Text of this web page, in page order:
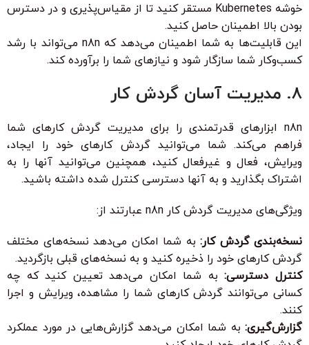
خوشه Kubernetes مستقر کنید تا از مقیاس‌پذیری و در دسترس
بودن بالا اطمینان حاصل کنید.
این قابلیت‌ها به شما اطمینان می‌دهد که n8n می‌تواند با رشد
کسب‌وکار شما سازگار شود و نیازهای شما را برآورده کند.
8. مدیریت آسان گردش کار
n8n ابزارهای قدرتمندی را برای مدیریت گردش کارهای شما
فراهم می‌کند. شما می‌توانید گردش کارهای خود را ایجاد،
ویرایش، فعال و غیرفعال کنید، همچنین می‌توانید آنها را به
اشتراک بگذارید و به آنها دسترسی کنترل شده داشته باشید.
ویژگی‌های مدیریت گردش کار n8n عبارتند از:
نسخه‌بندی گردش کار: به شما امکان می‌دهد نسخه‌های مختلف
گردش کارهای خود را ذخیره کنید و به نسخه‌های قبلی بازگردید.
کنترل دسترسی:به شما امکان می‌دهد تعیین کنید که چه
کسانی می‌توانند گردش کارهای شما را مشاهده، ویرایش و اجرا
کنند.
گزارش‌گیری: به شما امکان می‌دهد گزارش‌هایی در مورد عملکرد